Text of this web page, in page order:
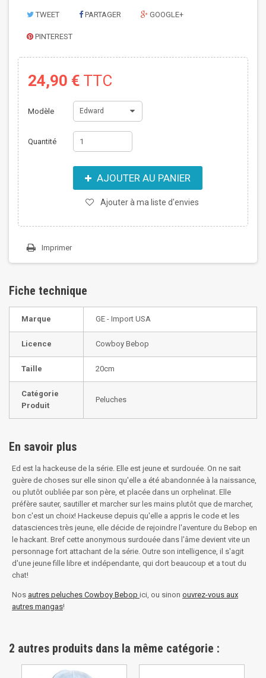
TWEET PARTAGER GOOGLE+
PINTEREST
24,90 € TTC
Modèle Edward
Quantité
AJOUTER AU PANIER
Ajouter à ma liste d'envies
Imprimer
Fiche technique
Marque GE - Import USA
Licence Cowboy Bebop
Taille 20cm
Catégorie
Produit
Peluches
En savoir plus
Ed est la hackeuse de la série. Elle est jeune et surdouée. On ne sait
guère de choses sur elle sinon qu'elle a été abandonnée à la naissance,
ou plutôt oubliée par son père, et placée dans un orphelinat. Elle
préfère sauter, sautiller et marcher sur les mains plutôt que de marcher,
bon c'est un choix! Hackeuse depuis qu'elle a appris le code et les
datasciences très jeune, elle décide de rejoindre l'aventure du Bebop en
le hackant. Bref cette anonymous surdouée dans l'âme devient vite un
personnage fort attachant de la série. Outre son intelligence, il s'agit
d'une jeune fille libre et indépendante, qui dort beaucoup et a tout du
chat!
Nos autres peluches Cowboy Bebop ici, ou sinon ouvrez-vous aux
autres mangas!
2 autres produits dans la même catégorie :